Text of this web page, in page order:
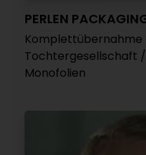
PERLEN
Komplettübernahme
Tochtergesellschaft
Monofolien